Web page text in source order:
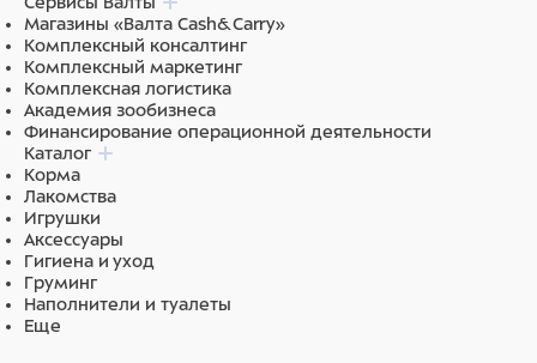
Магазины «Валта Cash&Carry»
Комплексный консалтинг
Комплексный маркетинг
Комплексная логистика
Академия зообизнеса
Финансирование операционной деятельности
Каталог
Корма
Лакомства
Игрушки
Аксессуары
Гигиена и уход
Груминг
Наполнители и туалеты
Еще